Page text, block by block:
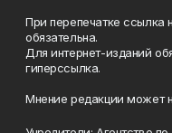
При перепечатке
обязательна.
Для интернет-изданий
гиперссылка.
Мнение редакции может